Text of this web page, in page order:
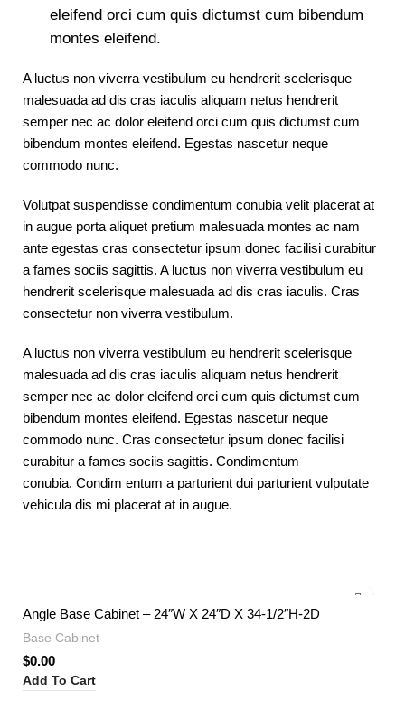
eleifend orci cum quis dictumst cum bibendum
montes eleifend.
A luctus non viverra vestibulum eu hendrerit scelerisque
malesuada ad dis cras iaculis aliquam netus hendrerit
semper nec ac dolor eleifend orci cum quis dictumst cum
bibendum montes eleifend. Egestas nascetur neque
commodo nunc.
Volutpat suspendisse condimentum conubia velit placerat at
in augue porta aliquet pretium malesuada montes ac nam
ante egestas cras consectetur ipsum donec facilisi curabitur
a fames sociis sagittis. A luctus non viverra vestibulum eu
hendrerit scelerisque malesuada ad dis cras iaculis. Cras
consectetur non viverra vestibulum.
A luctus non viverra vestibulum eu hendrerit scelerisque
malesuada ad dis cras iaculis aliquam netus hendrerit
semper nec ac dolor eleifend orci cum quis dictumst cum
bibendum montes eleifend. Egestas nascetur neque
commodo nunc. Cras consectetur ipsum donec facilisi
curabitur a fames sociis sagittis. Condimentum
conubia. Condim entum a parturient dui parturient vulputate
vehicula dis mi placerat at in augue.
Angle Base Cabinet – 24″W X 24″D X 34-1/2″H-2D
Base Cabinet
$0.00
Add To Cart